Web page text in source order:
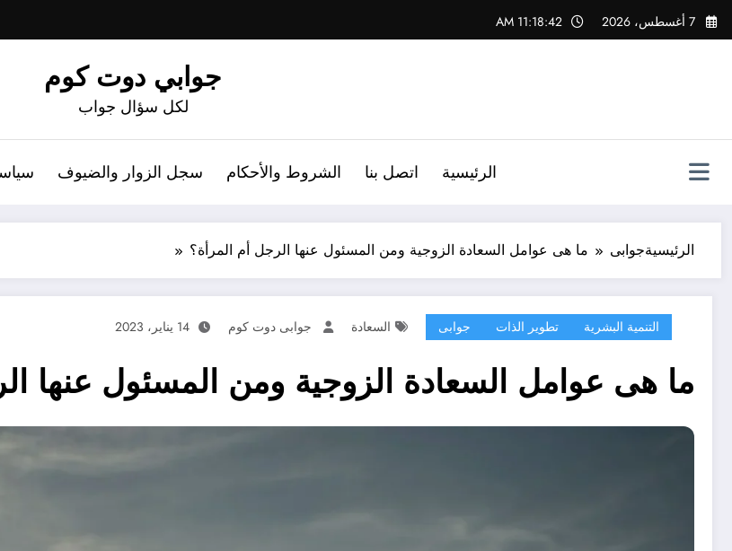
التجاوز
إلى
7 أغسطس، 2026 11:18:44 AM
جوابي دوت كوم
لكل سؤال جواب
الرئيسية اتصل بنا الشروط والأحكام سجل الزوار والضيوف
الرئيسيةجوابى ما هى عوامل السعادة الزوجية ومن المسئول عنها الرجل أم المرأة؟
التنمية البشرية تطوير الذات جوابى السعادة جوابى دوت كوم 14 يناير، 2023
ما هى عوامل السعادة الزوجية ومن المسئول عنها